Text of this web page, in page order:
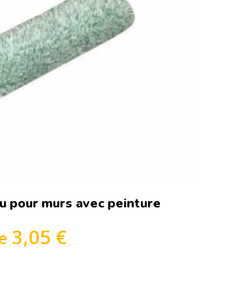
pour murs avec peinture
3,05 €